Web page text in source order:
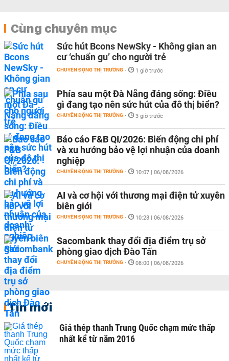
Cùng chuyên mục
Sức hút Bcons NewSky - Không gian an
cư ‘chuẩn gu’ cho người trẻ
CHUYỂN ĐỘNG THỊ TRƯỜNG - 1 giờ trước
Phía sau một Đà Nẵng đáng sống: Điều
gì đang tạo nên sức hút của đô thị biển?
CHUYỂN ĐỘNG THỊ TRƯỜNG - 3 giờ trước
Báo cáo F&B QI/2026: Biến động chi phí
và xu hướng bảo vệ lợi nhuận của doanh
nghiệp
CHUYỂN ĐỘNG THỊ TRƯỜNG - 10:07 | 06/08/2026
AI và cơ hội với thương mại điện tử xuyên
biên giới
CHUYỂN ĐỘNG THỊ TRƯỜNG - 10:28 | 06/08/2026
Sacombank thay đổi địa điểm trụ sở
phòng giao dịch Đào Tấn
CHUYỂN ĐỘNG THỊ TRƯỜNG - 08:00 | 06/08/2026
Tin mới
Giá thép thanh Trung Quốc chạm mức thấp
nhất kể từ năm 2016